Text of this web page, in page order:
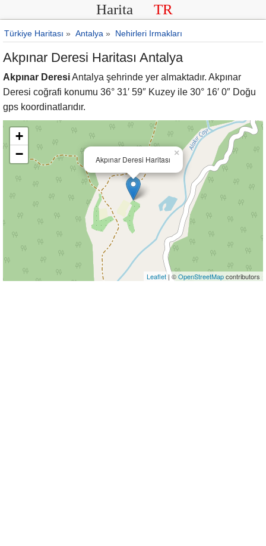
Harita TR
Türkiye Haritası » Antalya » Nehirleri Irmakları
Akpınar Deresi Haritası Antalya
Akpınar DeresiAntalya şehrinde yer almaktadır. Akpınar
Deresi coğrafi konumu 36° 31′ 59″ Kuzey ile 30° 16′ 0″ Doğu
gps koordinatlarıdır.
Akpınar Deresi Haritası
×
+
−
Leaflet | ©OpenStreetMapcontributors